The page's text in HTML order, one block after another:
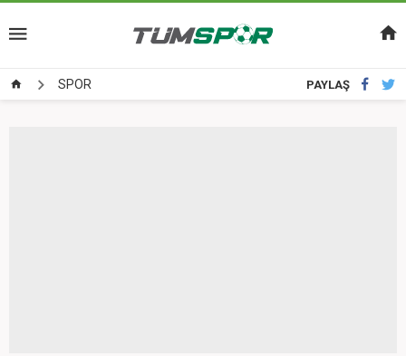
SPOR PAYLAŞ